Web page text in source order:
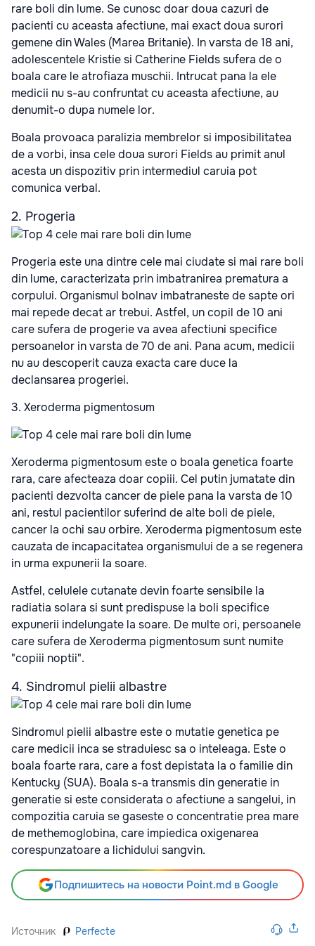
rare boli din lume. Se cunosc doar doua cazuri de
pacienti cu aceasta afectiune, mai exact doua surori
gemene din Wales (Marea Britanie). In varsta de 18 ani,
adolescentele Kristie si Catherine Fields sufera de o
boala care le atrofiaza muschii. Intrucat pana la ele
medicii nu s-au confruntat cu aceasta afectiune, au
denumit-o dupa numele lor.
Boala provoaca paralizia membrelor si imposibilitatea
de a vorbi, insa cele doua surori Fields au primit anul
acesta un dispozitiv prin intermediul caruia pot
comunica verbal.
2. Progeria
Progeria este una dintre cele mai ciudate si mai rare boli
din lume, caracterizata prin imbatranirea prematura a
corpului. Organismul bolnav imbatraneste de sapte ori
mai repede decat ar trebui. Astfel, un copil de 10 ani
care sufera de progerie va avea afectiuni specifice
persoanelor in varsta de 70 de ani. Pana acum, medicii
nu au descoperit cauza exacta care duce la
declansarea progeriei.
3. Xeroderma pigmentosum
Xeroderma pigmentosum este o boala genetica foarte
rara, care afecteaza doar copiii. Cel putin jumatate din
pacienti dezvolta cancer de piele pana la varsta de 10
ani, restul pacientilor suferind de alte boli de piele,
cancer la ochi sau orbire. Xeroderma pigmentosum este
cauzata de incapacitatea organismului de a se regenera
in urma expunerii la soare.
Astfel, celulele cutanate devin foarte sensibile la
radiatia solara si sunt predispuse la boli specifice
expunerii indelungate la soare. De multe ori, persoanele
care sufera de Xeroderma pigmentosum sunt numite
"copiii noptii".
4. Sindromul pielii albastre
Sindromul pielii albastre este o mutatie genetica pe
care medicii inca se straduiesc sa o inteleaga. Este o
boala foarte rara, care a fost depistata la o familie din
Kentucky (SUA). Boala s-a transmis din generatie in
generatie si este considerata o afectiune a sangelui, in
compozitia caruia se gaseste o concentratie prea mare
de methemoglobina, care impiedica oxigenarea
corespunzatoare a lichidului sangvin.
Подпишитесь на новости Point.md в Google
Источник Perfecte